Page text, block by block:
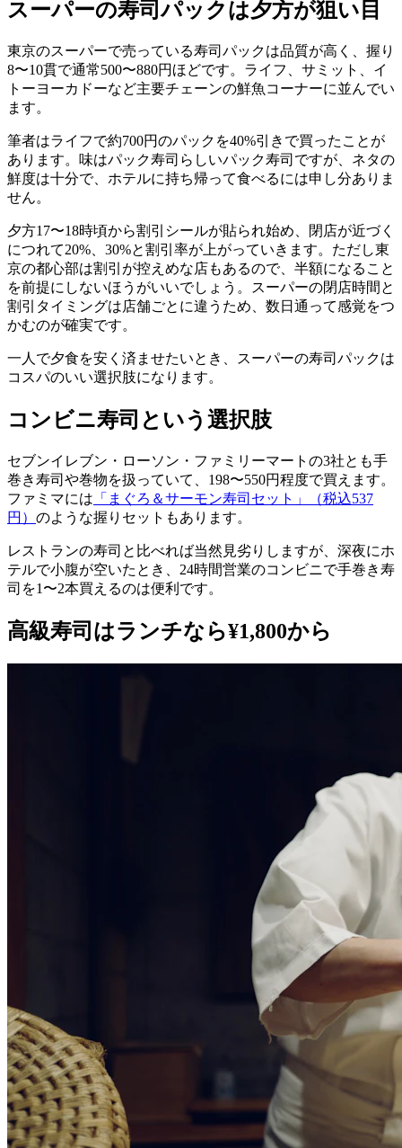
スーパーの寿司パックは夕方が狙い目
東京のスーパーで売っている寿司パックは品質が高く、握り
8〜10貫で通常500〜880円ほどです。ライフ、サミット、イ
トーヨーカドーなど主要チェーンの鮮魚コーナーに並んでい
ます。
筆者はライフで約700円のパックを40%引きで買ったことが
あります。味はパック寿司らしいパック寿司ですが、ネタの
鮮度は十分で、ホテルに持ち帰って食べるには申し分ありま
せん。
夕方17〜18時頃から割引シールが貼られ始め、閉店が近づく
につれて20%、30%と割引率が上がっていきます。ただし東
京の都心部は割引が控えめな店もあるので、半額になること
を前提にしないほうがいいでしょう。スーパーの閉店時間と
割引タイミングは店舗ごとに違うため、数日通って感覚をつ
かむのが確実です。
一人で夕食を安く済ませたいとき、スーパーの寿司パックは
コスパのいい選択肢になります。
コンビニ寿司という選択肢
セブンイレブン・ローソン・ファミリーマートの3社とも手
巻き寿司や巻物を扱っていて、198〜550円程度で買えます。
ファミマには 「まぐろ＆サーモン寿司セット」（税込537
円） のような握りセットもあります。
レストランの寿司と比べれば当然見劣りしますが、深夜にホ
テルで小腹が空いたとき、24時間営業のコンビニで手巻き寿
司を1〜2本買えるのは便利です。
高級寿司はランチなら¥1,800から